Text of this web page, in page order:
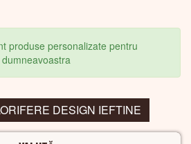
produse personalizate pentru
dumneavoastra
DESIGN IEFTINE